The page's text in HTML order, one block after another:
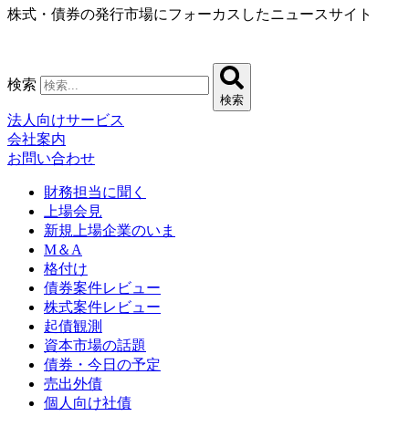
コ
ツ
に
ス
キ
ッ
株式・債券の発行市場にフォーカスしたニュースサイト
検索
検索
法人向けサービス
会社案内
お問い合わせ
財務担当に聞く
上場会見
新規上場企業のいま
M＆A
格付け
債券案件レビュー
株式案件レビュー
起債観測
資本市場の話題
債券・今日の予定
売出外債
個人向け社債